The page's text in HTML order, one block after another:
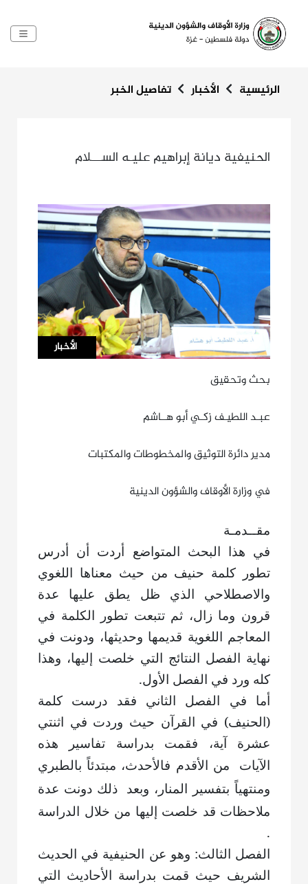
الرئيسية الأخبار تفاصيل الخبر
الحنيفية ديانة إبراهيم عليـه الســـلام
مقالات
الأخبار
بحث وتحقيق
عبـد اللطيـف زكـي أبو هــاشم
مدير دائرة التوثيق والمخطوطات والمكتبات
في وزارة الأوقاف والشؤون الدينية
مقــدمـة
في هذا البحث المتواضع أردت أن أدرس
تطور كلمة حنيف من حيث معناها اللغوي
والاصطلاحي الذي ظل يطق عليها عدة
قرون وما زال، ثم تتبعت تطور الكلمة في
المعاجم اللغوية قديمها وحديثها، ودونت في
نهاية الفصل النتائج التي خلصت إليها، وهذا
كله ورد في الفصل الأول.
أما في الفصل الثاني فقد درست كلمة
(الحنيف) في القرآن حيث وردت في اثنتي
عشرة آية، فقمت بدراسة تفاسير هذه
الآيات
من الأقدم فالأحدث، مبتدئاً بالطبري
ومنتهياً بتفسير المنار، وبعد ذلك دونت عدة
ملاحظات قد خلصت إليها من خلال الدراسة
.
الفصل الثالث: وهو عن الحنيفية في الحديث
الشريف حيث قمت بدراسة الأحاديث التي